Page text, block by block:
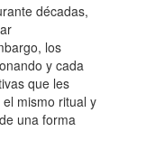
décadas,
los
y cada
que les
mismo ritual y
una forma